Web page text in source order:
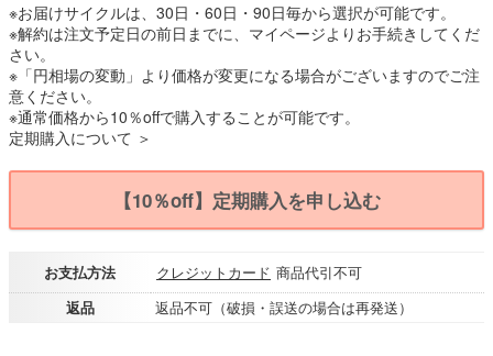
※お届けサイクルは、30日・60日・90日毎から選択が可能です。
※解約は注文予定日の前日までに、マイページよりお手続きしてくだ
さい。
※「円相場の変動」より価格が変更になる場合がございますのでご注
意ください。
※通常価格から10％offで購入することが可能です。
定期購入について ＞
【10％off】定期購入を申し込む
お支払方法 クレジットカード 商品代引不可
返品
返品不可（破損・誤送の場合は再発送）